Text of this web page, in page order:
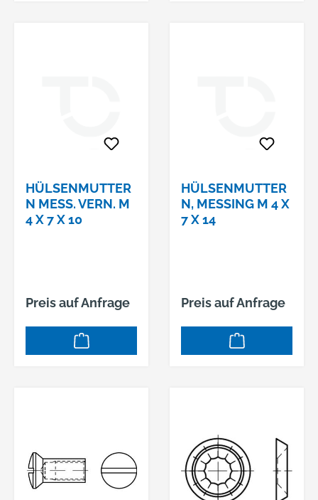
HÜLSENMUTTER
N MESS. VERN. M
4 X 7 X 10
Preis auf Anfrage
HÜLSENMUTTER
N, MESSING M 4 X
7 X 14
Preis auf Anfrage